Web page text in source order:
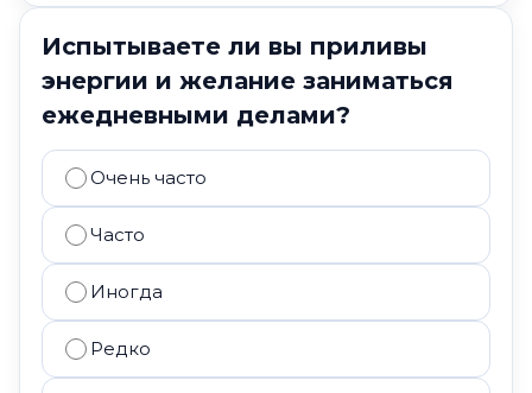
Испытываете ли вы приливы
энергии и желание заниматься
ежедневными делами?
Очень часто
Часто
Иногда
Редко